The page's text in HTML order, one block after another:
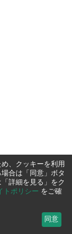
、クッキーを利用
合は「同意」ボタ
詳細を見る」をク
トポリシー をご確
同意